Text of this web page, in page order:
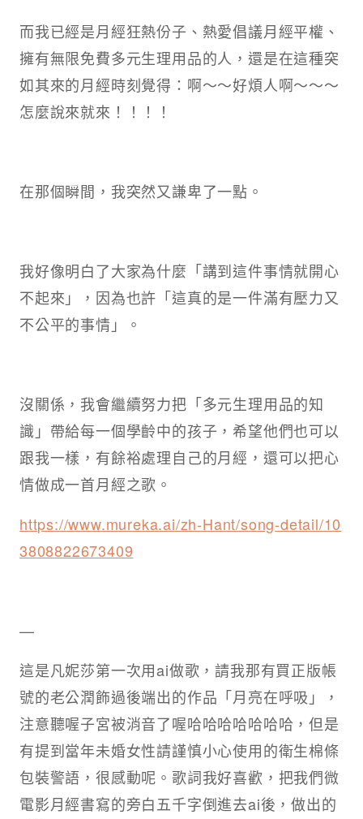
而我已經是月經狂熱份子、熱愛倡議月經平權、
擁有無限免費多元生理用品的人，還是在這種突
如其來的月經時刻覺得：啊～～好煩人啊～～～
怎麼說來就來！！！！
在那個瞬間，我突然又謙卑了一點。
我好像明白了大家為什麼「講到這件事情就開心
不起來」，因為也許「這真的是一件滿有壓力又
不公平的事情」。
沒關係，我會繼續努力把「多元生理用品的知
識」帶給每一個學齡中的孩子，希望他們也可以
跟我一樣，有餘裕處理自己的月經，還可以把心
情做成一首月經之歌。
https://www.mureka.ai/zh-Hant/song-detail/10
3808822673409
—
這是凡妮莎第一次用ai做歌，請我那有買正版帳
號的老公潤飾過後端出的作品「月亮在呼吸」，
注意聽喔子宮被消音了喔哈哈哈哈哈哈哈，但是
有提到當年未婚女性請謹慎小心使用的衛生棉條
包裝警語，很感動呢。歌詞我好喜歡，把我們微
電影月經書寫的旁白五千字倒進去ai後，做出的